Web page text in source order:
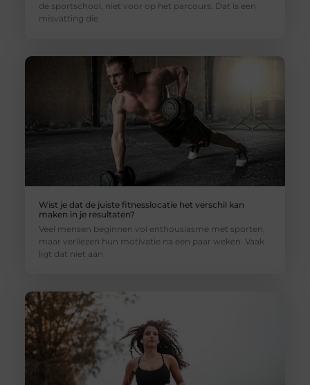
de sportschool, niet voor op het parcours. Dat is een
misvatting die
Wist je dat de juiste fitnesslocatie het verschil kan
maken in je resultaten?
Veel mensen beginnen vol enthousiasme met sporten,
maar verliezen hun motivatie na een paar weken. Vaak
ligt dat niet aan